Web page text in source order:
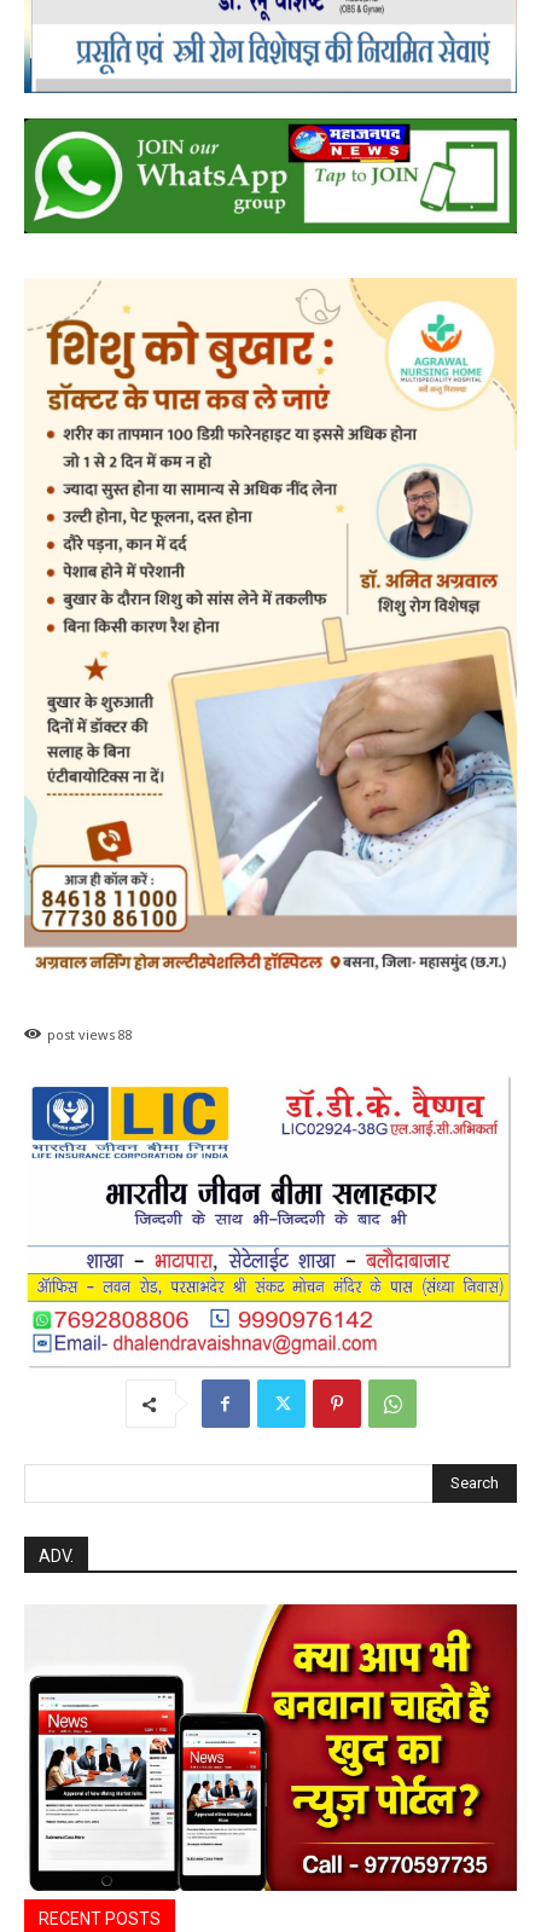
बसना/ राज्यपाल रमेन डेका का बसना
प्रवास,विधायक डॉ. सम्पत अग्रवाल के निवास
‘नीलांचल भवन’ में पुष्प वर्षा से हुआ भव्य स्वागत
हेमंत वैष्णव 9131614309 - August 8, 2026
बसना/ राज्यपाल रमेन डेका का बसना प्रवास,विधायक डॉ. सम्पत अग्रवाल के निवास
‘नीलांचल भवन’ में पुष्प वर्षा से हुआ भव्य स्वागत छत्तीसगढ़ के महामहिम...
बसना/ पिरदा में परिवहन संबंधी कार्यों के लिए राम
परिवहन सुविधा केंद्र की सुविधा
हेमंत वैष्णव 9131614309 - August 8, 2026
महासमुंद सांसद की अध्यक्षता में सिरपुर विकास
योजना प्रारूप 2041 के संबंध में प्रारंभिक
बैठकआयोजित
महासमुंद हेमंत वैष्णव 9131614309 - August 7, 2026
0
महासमुंद वन विभाग की कार्रवाई करील तोड़ने के
मामले में आरोपी के विरुद्ध प्रकरण दर्ज
पिथौरा हेमंत वैष्णव 9131614309 -
महासमुंद राष्ट्रीय तंबाकू नियंत्रण कार्यक्रम के तहत
जागरूकता कार्यशाला आयोजित विद्यार्थियों को
महासमुंद खाद्य सुरक्षा विभाग द्वारा पिथौरा एवं
बागबाहरा में किया औचक निरीक्षण खाद्य पदार्थों की
गुणवत्ता एवं स्वच्छता को लेकर आवश्यक
सावधानियां बरतने के...
CG बागबाहरा हेमंत वैष्णव 9131614309 -
August 7, 2026
सरायपाली/ ओम हॉस्पिटल सामान्य बीमारियों से
लेकर डायबिटीज व बीपी तक का इलाज, 9 अगस्त
को मिलेगा विशेषज्ञ ईलाज परामर्श
हेल्थ प्लस हेमंत वैष्णव 9131614309
महासमुंद कलेक्टर ने सुनी आमजनों की समस्याएं,
-
August 4, 2026
0
महासमुंद मातृ एवं शिशु मृत्यु दर में कमी लाने जिला
हेमंत वैष्णव 9131614309
बसना/ संतान प्राप्ति से जुड़ी समस्याओं का मिलेगा
आधुनिक इलाज, 4 अगस्त को विशेष परामर्श शिविर
बसना हेमंत वैष्णव 9131614309 August 2, 2026
हेल्थ प्लस